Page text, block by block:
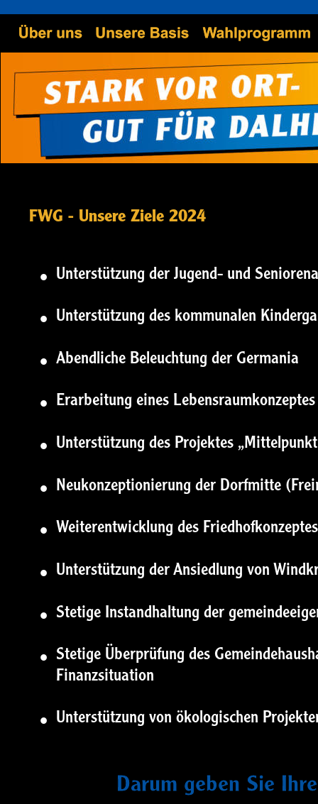
Darum geben Sie
FWG - Unsere Ziele 2024
• Unterstützung der Jugend- und
• Unterstützung des kommunalen
• Abendliche Beleuchtung der Germania
• Erarbeitung eines
• Unterstützung des Projektes
• Neukonzeptionierung der Dorfmitte
• Weiterentwicklung des
• Unterstützung der Ansiedlung von
• Stetige Instandhaltung der
• Stetige Überprüfung des
Finanzsituation
• Unterstützung von ökologischen